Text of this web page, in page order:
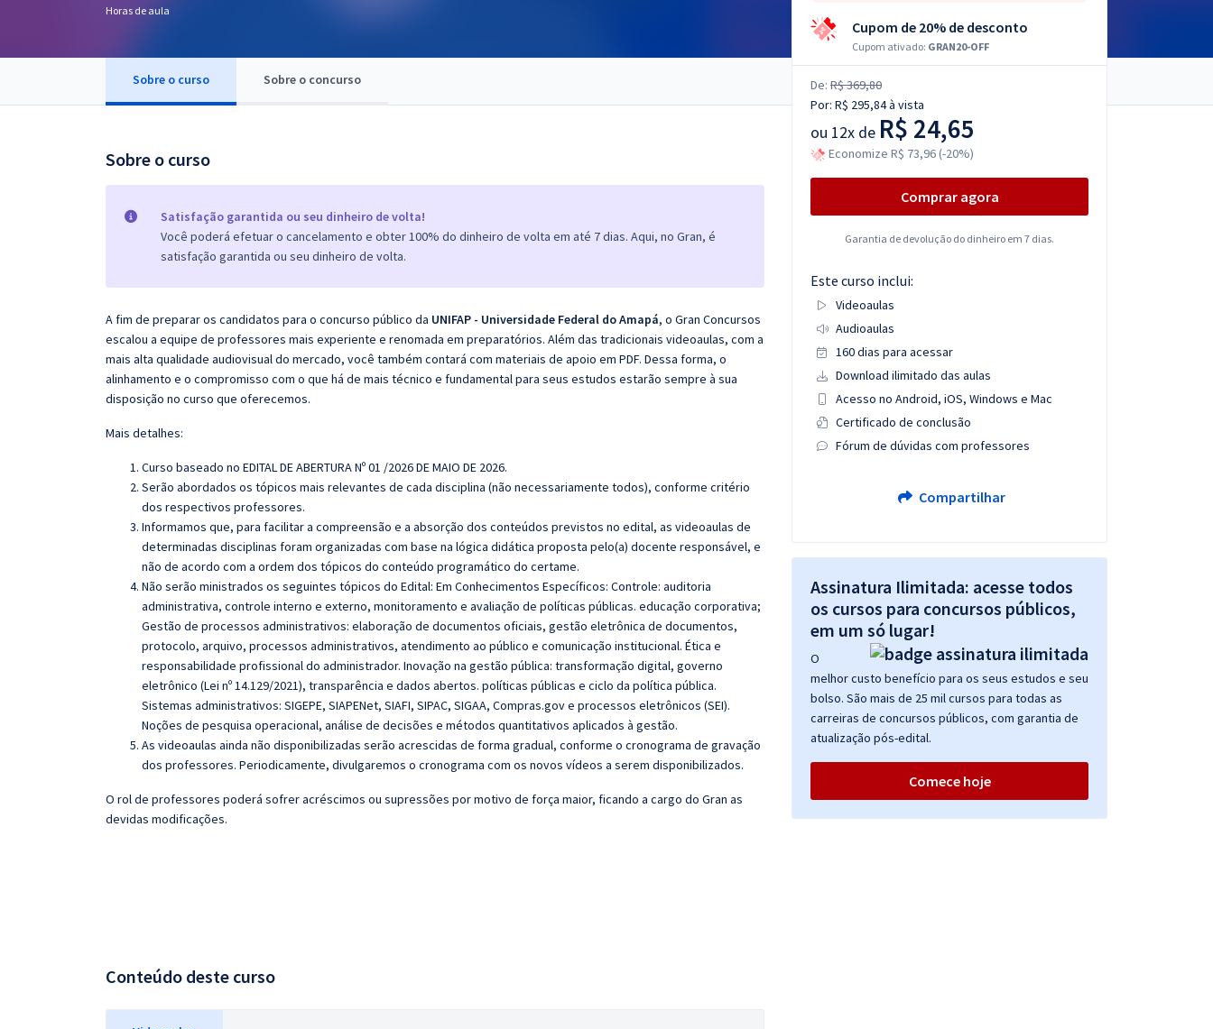
OAB
Questões grátis
Conteúdo gratuito
Horas de aula
Sobre o curso Sobre o concurso
Sobre o curso
Satisfação garantida ou seu dinheiro de volta!
Você poderá efetuar o cancelamento e obter 100% do dinheiro de volta em até 7 dias. Aqui, no Gran, é
satisfação garantida ou seu dinheiro de volta.
A fim de preparar os candidatos para o concurso público da UNIFAP - Universidade Federal do Amapá, o Gran Concursos
escalou a equipe de professores mais experiente e renomada em preparatórios. Além das tradicionais videoaulas, com a
mais alta qualidade audiovisual do mercado, você também contará com materiais de apoio em PDF. Dessa forma, o
alinhamento e o compromisso com o que há de mais técnico e fundamental para seus estudos estarão sempre à sua
disposição no curso que oferecemos.
Mais detalhes:
Curso baseado no EDITAL DE ABERTURA Nº 01 /2026 DE MAIO DE 2026.
Serão abordados os tópicos mais relevantes de cada disciplina (não necessariamente todos), conforme critério
dos respectivos professores.
Informamos que, para facilitar a compreensão e a absorção dos conteúdos previstos no edital, as videoaulas de
determinadas disciplinas foram organizadas com base na lógica didática proposta pelo(a) docente responsável, e
não de acordo com a ordem dos tópicos do conteúdo programático do certame.
Não serão ministrados os seguintes tópicos do Edital: Em Conhecimentos Específicos: Controle: auditoria
administrativa, controle interno e externo, monitoramento e avaliação de políticas públicas. educação corporativa;
Gestão de processos administrativos: elaboração de documentos oficiais, gestão eletrônica de documentos,
protocolo, arquivo, processos administrativos, atendimento ao público e comunicação institucional. Ética e
responsabilidade profissional do administrador. Inovação na gestão pública: transformação digital, governo
eletrônico (Lei nº 14.129/2021), transparência e dados abertos. políticas públicas e ciclo da política pública.
Sistemas administrativos: SIGEPE, SIAPENet, SIAFI, SIPAC, SIGAA, Compras.gov e processos eletrônicos (SEI).
Noções de pesquisa operacional, análise de decisões e métodos quantitativos aplicados à gestão.
As videoaulas ainda não disponibilizadas serão acrescidas de forma gradual, conforme o cronograma de gravação
dos professores. Periodicamente, divulgaremos o cronograma com os novos vídeos a serem disponibilizados.
O rol de professores poderá sofrer acréscimos ou supressões por motivo de força maior, ficando a cargo do Gran as
devidas modificações.
Conteúdo deste curso
Cupom de 20% de desconto
Cupom ativado: GRAN20-OFF
De: R$ 369,80
Por: R$ 295,84à vista
ou 12x de R$ 24,65
Economize R$ 73,96 (-20%)
Comprar agora
Garantia de devolução do dinheiro em 7 dias.
Este curso inclui:
Videoaulas
Audioaulas
160 dias para acessar
Download ilimitado das aulas
Acesso no Android, iOS, Windows e Mac
Certificado de conclusão
Fórum de dúvidas com professores
Compartilhar
Assinatura Ilimitada: acesse todos
os cursos para concursos públicos,
em um só lugar!
O
melhor custo benefício para os seus estudos e seu
bolso. São mais de 25 mil cursos para todas as
carreiras de concursos públicos, com garantia de
atualização pós-edital.
Comece hoje